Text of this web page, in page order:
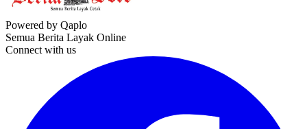
Powered by Qaplo
Semua Berita Layak Online
Connect with us